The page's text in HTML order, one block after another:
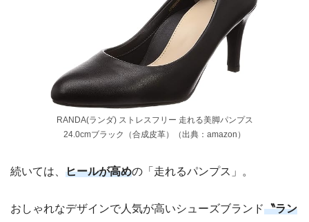
RANDA(ランダ) ストレスフリー 走れる美脚パンプス
24.0cmブラック（合成皮革）（出典：amazon）
続いては、 ヒールが高めの「走れるパンプス」。
おしゃれなデザインで人気が高いシューズブランド〝ラン